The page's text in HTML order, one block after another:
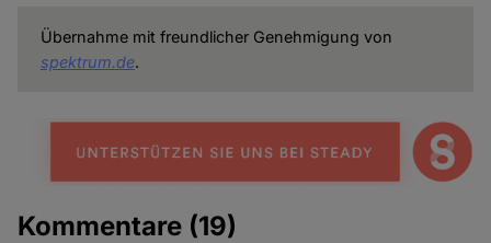
Übernahme mit freundlicher Genehmigung von
spektrum.de.
Kommentare (19)